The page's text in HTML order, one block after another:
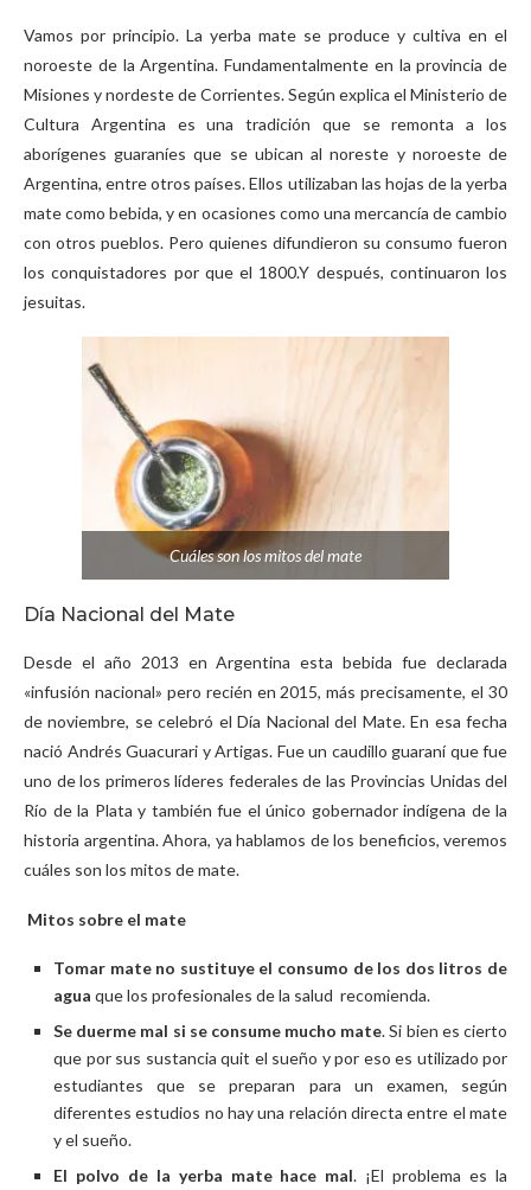
Vamos por principio. La yerba mate se produce y cultiva en el
noroeste de la Argentina. Fundamentalmente en la provincia de
Misiones y nordeste de Corrientes. Según explica el Ministerio de
Cultura Argentina es una tradición que se remonta a los
aborígenes guaraníes que se ubican al noreste y noroeste de
Argentina, entre otros países. Ellos utilizaban las hojas de la yerba
mate como bebida, y en ocasiones como una mercancía de cambio
con otros pueblos. Pero quienes difundieron su consumo fueron
los conquistadores por que el 1800.Y después, continuaron los
jesuitas.
Cuáles son los mitos del mate
Día Nacional del Mate
Desde el año 2013 en Argentina esta bebida fue declarada
«infusión nacional» pero recién en 2015, más precisamente, el 30
de noviembre, se celebró el Día Nacional del Mate. En esa fecha
nació Andrés Guacurari y Artigas. Fue un caudillo guaraní que fue
uno de los primeros líderes federales de las Provincias Unidas del
Río de la Plata y también fue el único gobernador indígena de la
historia argentina. Ahora, ya hablamos de los beneficios, veremos
cuáles son los mitos de mate.
Mitos sobre el mate
Tomar mate no sustituye el consumo de los dos litros de
agua que los profesionales de la salud recomienda.
Se duerme mal si se consume mucho mate. Si bien es cierto
que por sus sustancia quit el sueño y por eso es utilizado por
estudiantes que se preparan para un examen, según
diferentes estudios no hay una relación directa entre el mate
y el sueño.
El polvo de la yerba mate hace mal. ¡El problema es la